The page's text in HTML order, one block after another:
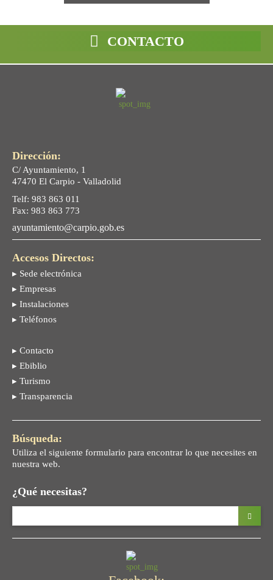
CONTACTO
Dirección:
C/ Ayuntamiento, 1
47470 El Carpio - Valladolid
Telf: 983 863 011
Fax: 983 863 773
ayuntamiento@carpio.gob.es
Accesos Directos:
▸ Sede electrónica
▸ Empresas
▸ Instalaciones
▸ Teléfonos
▸ Contacto
▸ Ebiblio
▸ Turismo
▸ Transparencia
Búsqueda:
Utiliza el siguiente formulario para encontrar lo que necesites en
nuestra web.
¿Qué necesitas?